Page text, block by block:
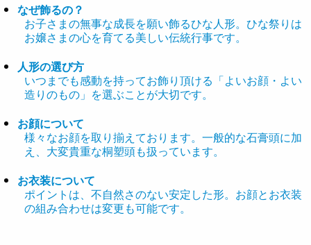
なぜ飾るの？
お子さまの無事な成長を願い飾るひな人形。ひな祭りは
お嬢さまの心を育てる美しい伝統行事です。
人形の選び方
いつまでも感動を持ってお飾り頂ける「よいお顔・よい
造りのもの」を選ぶことが大切です。
お顔について
様々なお顔を取り揃えております。一般的な石膏頭に加
え、大変貴重な桐塑頭も扱っています。
お衣装について
ポイントは、不自然さのない安定した形。お顔とお衣装
の組み合わせは変更も可能です。